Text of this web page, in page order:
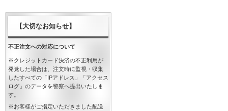
【大切なお知らせ】
不正注文への対応について
※クレジットカード決済の不正利用が
発覚した場合は、注文時に監視・収集
したすべての「IPアドレス」「アクセス
ログ」のデータを警察へ提出いたしま
す。
※お客様がご指定いただきました配送